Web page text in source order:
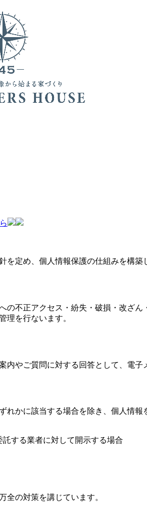
定め、個人情報保護の仕組みを構
不正アクセス・紛失・破損・改ざ
理を行ないます。
やご質問に対する回答として、電子
かに該当する場合を除き、個人情報
する業者に対して開示する場合
全の対策を講じています。